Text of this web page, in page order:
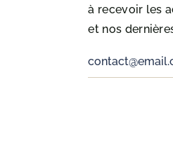
à recevoir les
et nos